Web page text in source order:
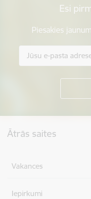
Esi
Piesakies
Ātrās saites
Vakances
Iepirkumi